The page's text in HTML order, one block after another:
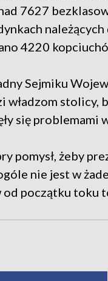
7627
4220
Sejmiku
władzom stolicy,
się problemami
pomysł, żeby
nie jest w
od początku toku